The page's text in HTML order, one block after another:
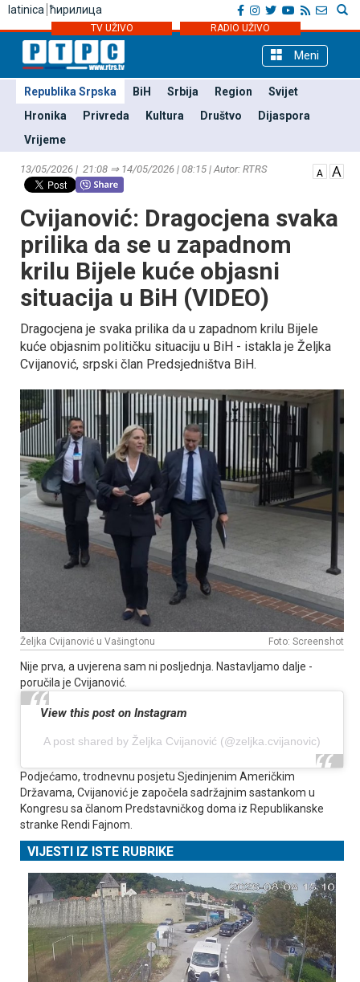
latinica ћирилица
TV UŽIVO RADIO UŽIVO
Meni
Republika Srpska BiH Srbija Region
Svijet
Hronika
Privreda Kultura Društvo
Dijaspora
Vrijeme
13/05/2026 | 21:08 ⇒ 14/05/2026 | 08:15 | Autor: RTRS
Cvijanović: Dragocjena svaka
prilika da se u zapadnom
krilu Bijele kuće objasni
situacija u BiH (VIDEO)
Dragocjena je svaka prilika da u zapadnom krilu Bijele
kuće objasnim političku situaciju u BiH - istakla je Željka
Cvijanović, srpski član Predsjedništva BiH.
Željka Cvijanović u Vašingtonu Foto: Screenshot
Nije prva, a uvjerena sam ni posljednja. Nastavljamo dalje -
poručila je Cvijanović.
View this post on Instagram
A post shared by Željka Cvijanović (@zeljka.cvijanovic)
Podjećamo, trodnevnu posjetu Sjedinjenim Američkim
Državama, Cvijanović je započela sadržajnim sastankom u
Kongresu sa članom Predstavničkog doma iz Republikanske
stranke Rendi Fajnom.
VIJESTI IZ ISTE RUBRIKE